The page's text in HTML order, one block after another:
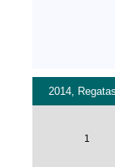
2014,
1